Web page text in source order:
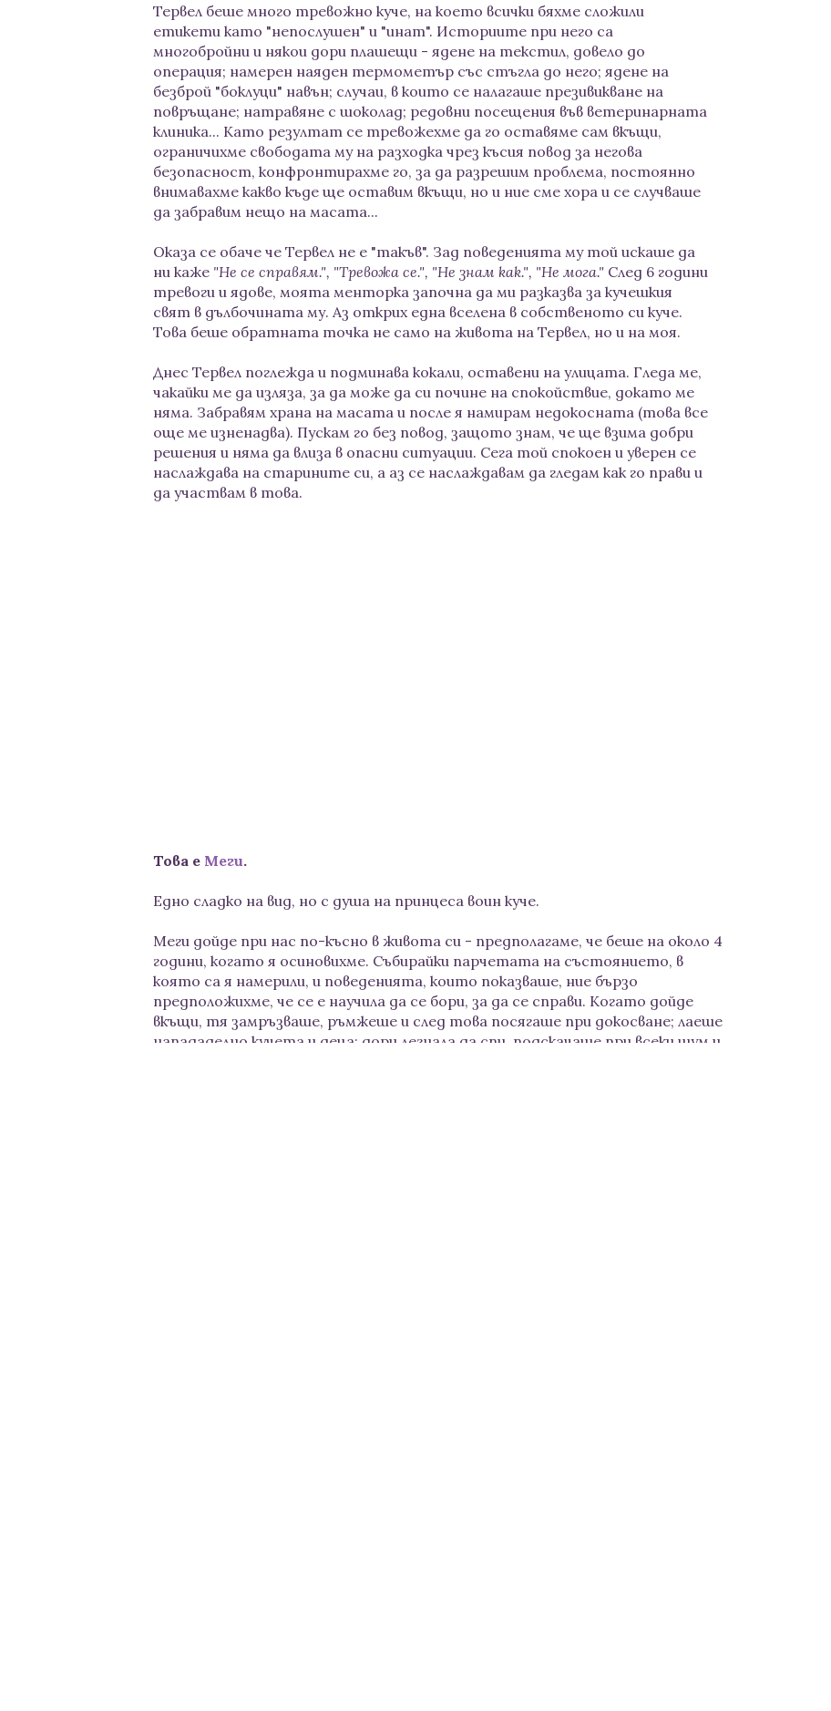
Тервел беше много тревожно куче, на което всички бяхме сложили
етикети като "непослушен" и "инат". Историите при него са
многобройни и някои дори плашещи - ядене на текстил, довело до
операция; намерен наяден термометър със стъгла до него; ядене на
безброй "боклуци" навън; случаи, в които се налагаше презивикване на
повръщане; натравяне с шоколад; редовни посещения във ветеринарната
клиника... Като резултат се тревожехме да го оставяме сам вкъщи,
ограничихме свободата му на разходка чрез късия повод за негова
безопасност, конфронтирахме го, за да разрешим проблема, постоянно
внимавахме какво къде ще оставим вкъщи, но и ние сме хора и се случваше
да забравим нещо на масата...
Оказа се обаче че Тервел не е "такъв". Зад поведенията му той искаше да
ни каже "Не се справям.", "Тревожа се.", "Не знам как.", "Не мога." След 6 години
тревоги и ядове, моята менторка започна да ми разказва за кучешкия
свят в дълбочината му. Аз открих една вселена в собственото си куче.
Това беше обратната точка не само на живота на Тервел, но и на моя.
Днес Тервел поглежда и подминава кокали, оставени на улицата. Гледа ме,
чакайки ме да изляза, за да може да си почине на спокойствие, докато ме
няма. Забравям храна на масата и после я намирам недокосната (това все
още ме изненадва). Пускам го без повод, защото знам, че ще взима добри
решения и няма да влиза в опасни ситуации. Сега той спокоен и уверен се
наслаждава на старините си, а аз се наслаждавам да гледам как го прави и
да участвам в това.
Това е Меги.
Едно сладко на вид, но с душа на принцеса воин куче.
Меги дойде при нас по-късно в живота си - предполагаме, че беше на около 4
години, когато я осиновихме. Събирайки парчетата на състоянието, в
която са я намерили, и поведенията, които показваше, ние бързо
предположихме, че се е научила да се бори, за да се справи. Когато дойде
вкъщи, тя замръзваше, ръмжеше и след това посягаше при докосване; лаеше
напададелно кучета и деца; дори легнала да спи, подскачаше при всеки шум и